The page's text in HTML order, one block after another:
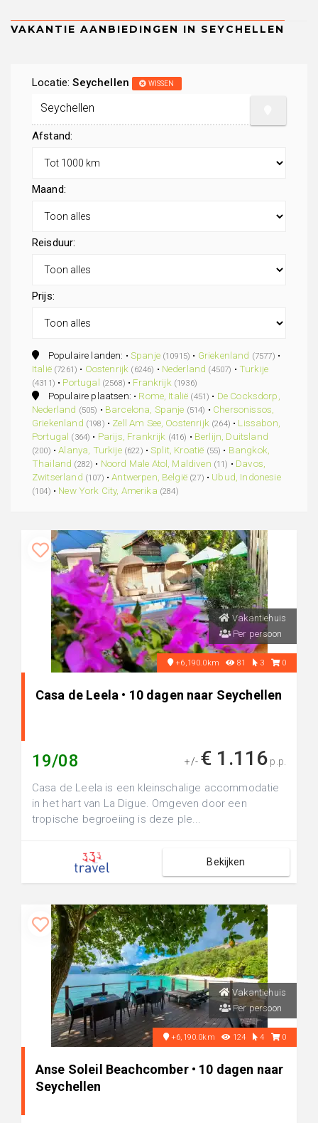
Locatie:Seychellen WISSEN
Afstand:
Maand:
Reisduur:
Prijs:
Populaire landen: •Spanje (10915) • Griekenland (7577) •
Italië (7261) • Oostenrijk (6246) • Nederland (4507) • Turkije
(4311) • Portugal (2568) • Frankrijk (1936)
Populaire plaatsen: • Rome, Italië (451) • De Cocksdorp,
Nederland (505) • Barcelona, Spanje (514) • Chersonissos,
Griekenland (198) • Zell Am See, Oostenrijk (264) • Lissabon,
Portugal (364) • Parijs, Frankrijk (416) • Berlijn, Duitsland
(200) •Alanya, Turkije (622) •Split, Kroatië (55) • Bangkok,
Thailand (282) • Noord Male Atol, Maldiven (11) • Davos,
Zwitserland (107) •Antwerpen, België (27) • Ubud, Indonesie
(104) • New York City, Amerika (284)
Vakantiehuis
Per persoon
+6,190.0km 81 3 0
Casa de Leela • 10 dagen naar Seychellen
19/08 +/- € 1.116 p.p.
Casa de Leela is een kleinschalige accommodatie
in het hart van La Digue. Omgeven door een
tropische begroeiing is deze ple...
Bekijken
Vakantiehuis
Per persoon
+6,190.0km 124 4 0
Anse Soleil Beachcomber • 10 dagen naar
Seychellen